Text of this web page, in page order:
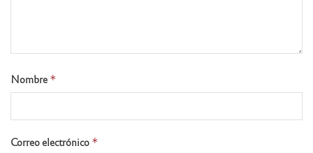
Nombre *
Correo electrónico *